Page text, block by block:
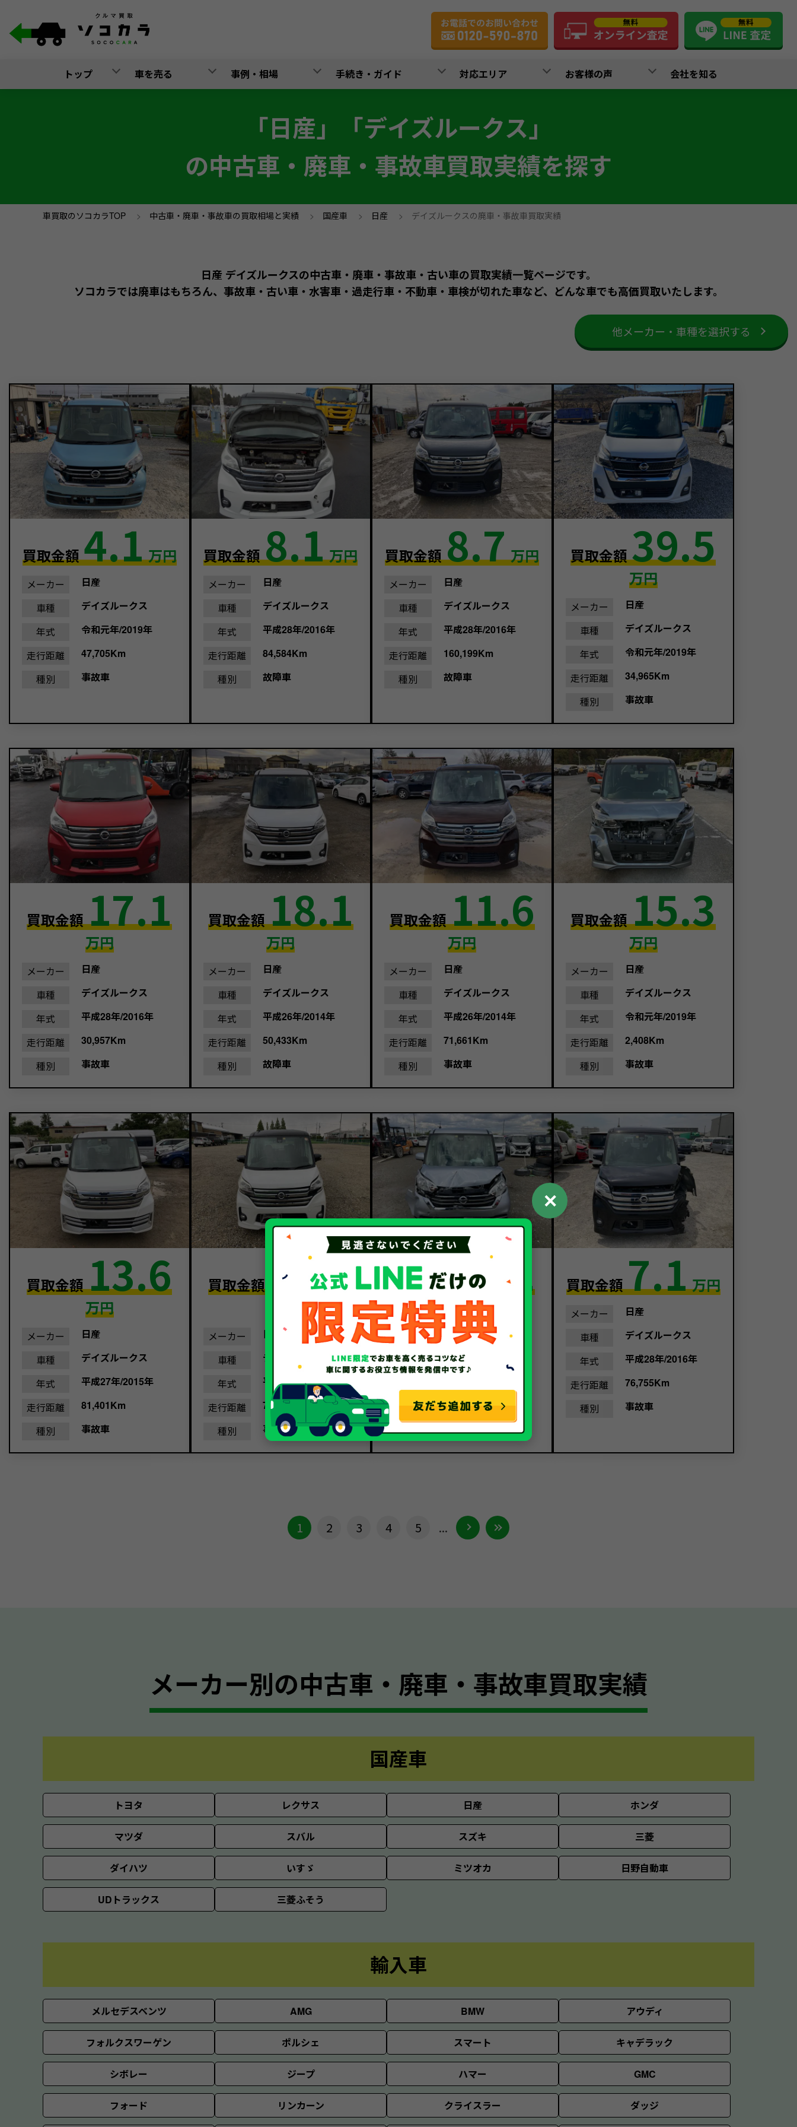
トップ 車を売る 事例・相場 手続き・ガイド 対応エリア お客様の声 会社を知る
「日産」「デイズルークス」
の中古車・廃車・事故車買取実績を探す
車買取のソコカラTOP > 中古車・廃車・事故車の買取相場と実績 > 国産車 > 日産 > デイズルークスの廃車・事故車買取実績
日産 デイズルークスの中古車・廃車・事故車・古い車の買取実績一覧ページです。
ソコカラでは廃車はもちろん、事故車・古い車・水害車・過走行車・不動車・車検が切れた車など、どんな車でも高価買取いたします。
他メーカー・車種を選択する
買取金額4.1 万円
メーカー
日産
車種
デイズルークス
年式
令和元年/2019年
走行距離
47,705Km
種別
事故車
買取金額8.1 万円
メーカー
日産
車種
デイズルークス
年式
平成28年/2016年
走行距離
84,584Km
種別
故障車
買取金額8.7 万円
メーカー
日産
車種
デイズルークス
年式
平成28年/2016年
走行距離
160,199Km
種別
故障車
買取金額39.5
万円
メーカー
日産
車種
デイズルークス
年式
令和元年/2019年
走行距離
34,965Km
種別
事故車
買取金額17.1
万円
メーカー
日産
車種
デイズルークス
年式
平成28年/2016年
走行距離
30,957Km
種別
事故車
買取金額18.1
万円
メーカー
日産
車種
デイズルークス
年式
平成26年/2014年
走行距離
50,433Km
種別
故障車
買取金額11.6
万円
メーカー
日産
車種
デイズルークス
年式
平成26年/2014年
走行距離
71,661Km
種別
事故車
買取金額15.3
万円
メーカー
日産
車種
デイズルークス
年式
令和元年/2019年
走行距離
2,408Km
種別
事故車
買取金額13.6
万円
メーカー
日産
車種
デイズルークス
年式
平成27年/2015年
走行距離
81,401Km
種別
事故車
買取金額 10.1
メーカー
日産
車種
デイズルークス
年式
平成27年/2015年
走行距離
75,599Km
種別
事故車
買取金額10.1
万円
メーカー
日産
車種
デイズルークス
走行距離
4,562Km
種別
事故車
買取金額7.1 万円
メーカー
日産
車種
デイズルークス
年式
平成28年/2016年
走行距離
76,755Km
種別
事故車
1 2 3 4 5 ...
メーカー別の中古車・廃車・事故車買取実績
国産車
トヨタ レクサス 日産 ホンダ
マツダ スバル スズキ 三菱
ダイハツ いすゞ ミツオカ 日野自動車
UDトラックス 三菱ふそう
輸入車
メルセデスベンツ AMG BMW アウディ
フォルクスワーゲン ポルシェ スマート キャデラック
シボレー ジープ ハマー GMC
フォード リンカーン クライスラー ダッジ
✕